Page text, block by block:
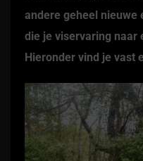
andere geheel nieuwe
die je viservaring naar
Hieronder vind je vast